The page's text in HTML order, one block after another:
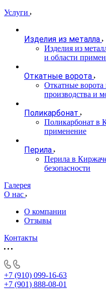
Услуги
Изделия из металла
Изделия из
и области
Откатные ворота
Откатные ворота
производства и
Поликарбонат
Поликарбонат в
применение
Перила
Перила в
безопасности
Галерея
О нас
О компании
Отзывы
Контакты
+7 (910) 099-16-63
+7 (901) 888-08-01